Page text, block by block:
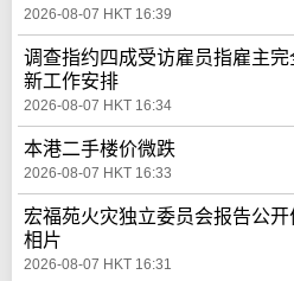
2026-08-07 HKT 16:39
调查指约四成受访雇员指雇主
新工作安排
2026-08-07 HKT 16:34
本港二手楼价微跌
2026-08-07 HKT 16:33
宏福苑火灾独立委员会报告公
相片
2026-08-07 HKT 16:31